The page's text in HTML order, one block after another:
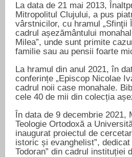
La data de 21 mai 2013,
Mitropolitul Clujului, a pus
vârstnicilor, cu hramul „Sfinţii
cadrul așezământului
Milea”, unde sunt primite
familie sau au pensii foarte
La hramul din anul 2021, în
conferințe „Episcop Nicolae
cadrul noii case monahale.
cele 40 de mii din colecția
În data de 9 decembrie 2021,
Teologie Ortodoxă a
inaugurat proiectul de
istoric și evanghelist”,
Todoran” din cadrul instituției